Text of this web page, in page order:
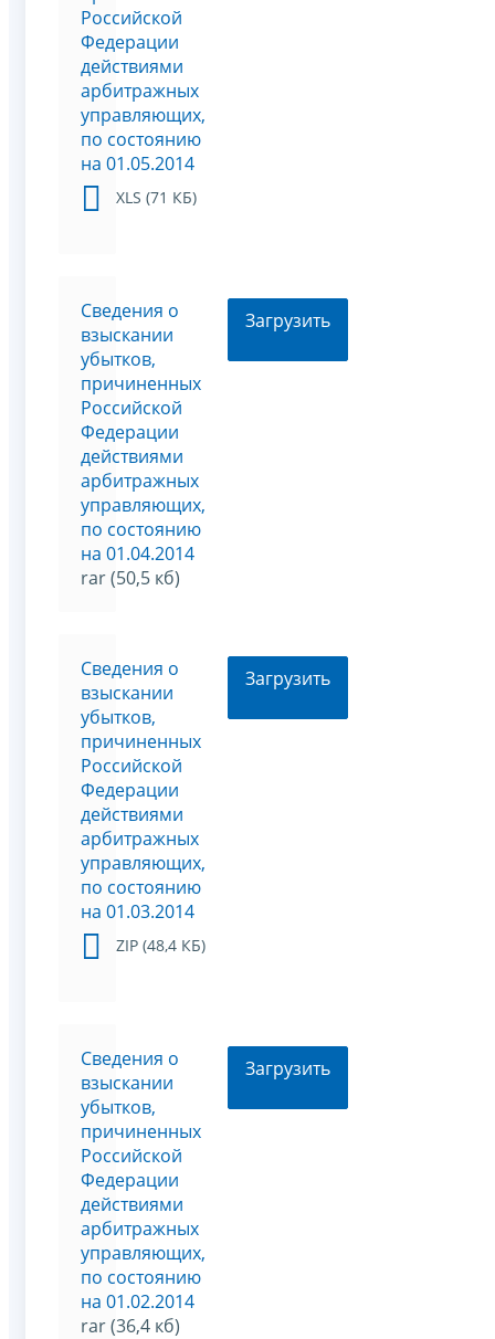
Российской
Федерации
действиями
арбитражных
управляющих,
по состоянию
на 01.05.2014
XLS (71 КБ)
Сведения о
взыскании
убытков,
причиненных
Российской
Федерации
действиями
арбитражных
управляющих,
по состоянию
на 01.04.2014
rar (50,5 кб)
Загрузить
Сведения о
взыскании
убытков,
причиненных
Российской
Федерации
действиями
арбитражных
управляющих,
по состоянию
на 01.03.2014
ZIP (48,4 КБ)
Загрузить
Сведения о
взыскании
убытков,
причиненных
Российской
Федерации
действиями
арбитражных
управляющих,
по состоянию
на 01.02.2014
rar (36,4 кб)
Загрузить